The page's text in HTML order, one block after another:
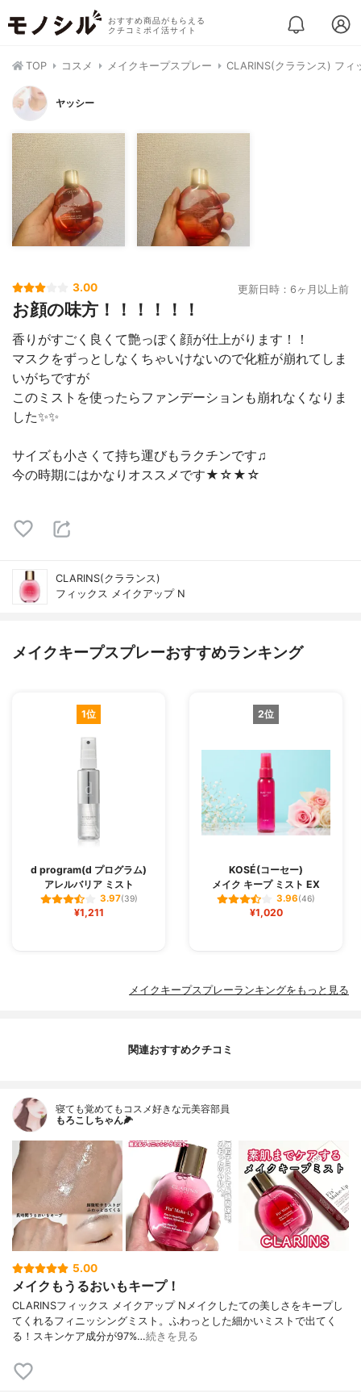
おすすめ商品がもらえる
クチコミポイ活サイト
TOP コスメ メイクキープスプレー CLARINS(クラランス) フィ
ヤッシー
3.00 更新日時：6ヶ月以上前
お顔の味方！！！！！！
香りがすごく良くて艶っぽく顔が仕上がります！！
マスクをずっとしなくちゃいけないので化粧が崩れてしま
いがちですが
このミストを使ったらファンデーションも崩れなくなりま
した✨✨
サイズも小さくて持ち運びもラクチンです♫
今の時期にはかなりオススメです★☆★☆
CLARINS(クラランス)
フィックス メイクアップ N
メイクキープスプレーおすすめランキング
1位
d program(d プログラム)
アレルバリア ミスト
3.97(39)
¥1,211
2位
KOSÉ(コーセー)
メイク キープ ミスト EX
3.96(46)
¥1,020
メイクキープスプレーランキングをもっと見る
関連おすすめクチコミ
寝ても覚めてもコスメ好きな元美容部員
もろこしちゃん🌽
5.00
メイクもうるおいもキープ！
CLARINSフィックス メイクアップ Nメイクしたての美しさをキープし
てくれるフィニッシングミスト。ふわっとした細かいミストで出てく
る！スキンケア成分が97%…続きを見る